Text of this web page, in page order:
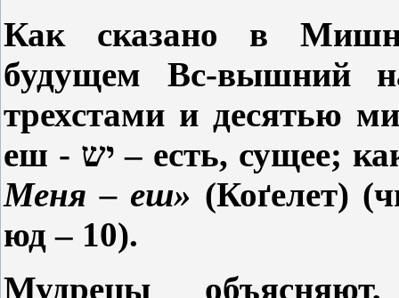
Как сказано в
будущем Вс-вышний
трехстами и десятью
еш - יש – есть, сущее;
Меня – еш» (Коґелет)
юд – 10).
Мудрецы